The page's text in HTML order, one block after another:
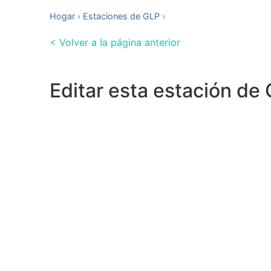
Hogar Estaciones de GLP
< Volver a la página anterior
Editar esta estación de